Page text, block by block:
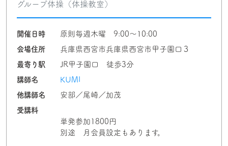
グループ体操（体操教室）
開催日時
原則毎週木曜 9:00～10:00
会場住所
兵庫県西宮市兵庫県西宮市甲子園口３
最寄り駅
JR甲子園口 徒歩3分
講師名
KUMI
他講師名
安部／尾崎／加茂
受講料
単発参加1800円
別途 月会員設定もあります。